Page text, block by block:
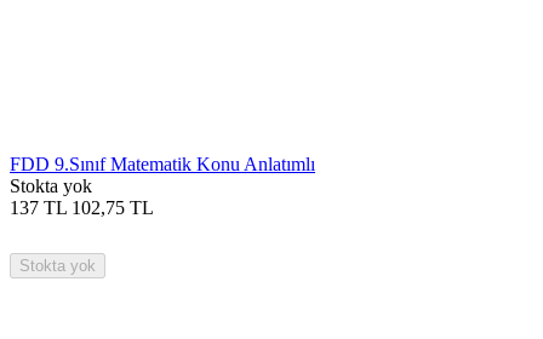
FDD 9.Sınıf Matematik Konu Anlatımlı
Stokta yok
137 TL 102,75 TL
Stokta yok